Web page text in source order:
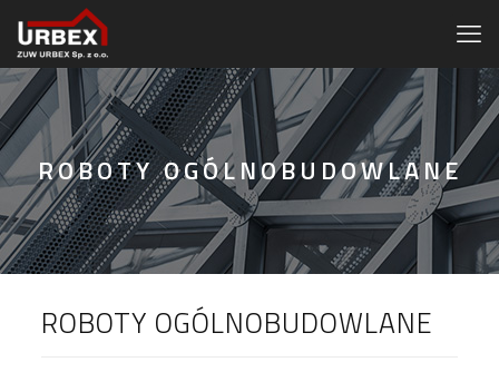
ROBOTY OGÓLNOBUDOWLANE
ROBOTY OGÓLNOBUDOWLANE